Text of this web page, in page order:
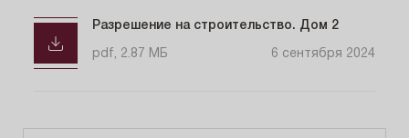
Разрешение на строительство. Дом 2
pdf, 2.87 МБ 6 сентября 2024
Проектная декларация № 54-001387 от 11.01.2022
pdf, 236.07 КБ